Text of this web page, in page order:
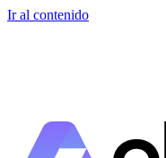
Ir al contenido